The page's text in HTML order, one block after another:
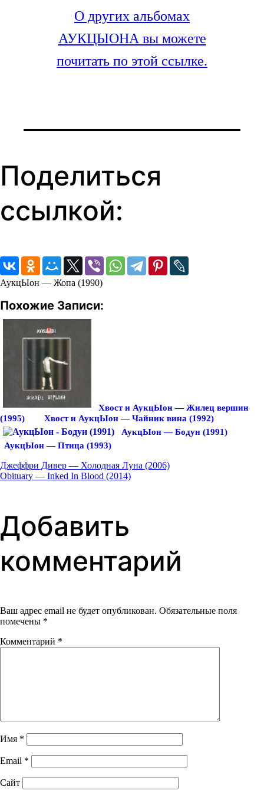
О других альбомах
АУКЦЫОНА вы можете
почитать по этой ссылке.
Поделиться
ссылкой:
АукцЫон — Жопа (1990)
Похожие Записи:
Хвост и АукцЫон — Жилец вершин
(1995)
Хвост и АукцЫон — Чайник вина (1992)
АукцЫон — Бодун (1991)
АукцЫон — Птица (1993)
Навигация
по
записям
Джеффри Дивер — Холодная Луна (2006)
Obituary — Inked In Blood (2014)
Добавить
комментарий
Ваш адрес email не будет опубликован. Обязательные поля
помечены *
Комментарий *
Имя *
Email *
Сайт